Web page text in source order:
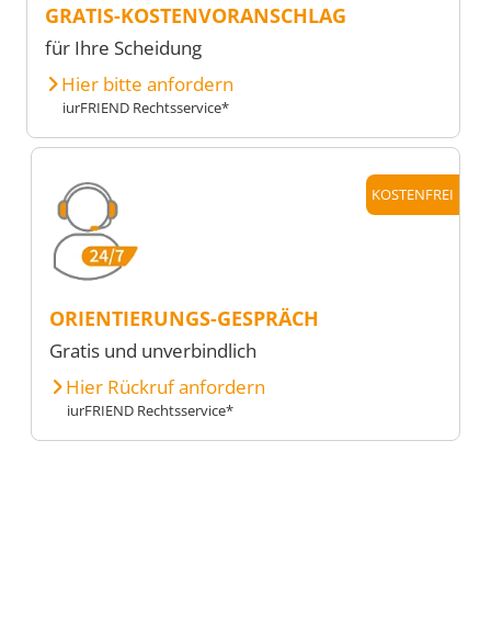
GRATIS-KOSTENVORANSCHLAG
für Ihre Scheidung
Hier bitte anfordern
iurFRIEND Rechtsservice*
KOSTENFREI
ORIENTIERUNGS-GESPRÄCH
Gratis und unverbindlich
Hier Rückruf anfordern
iurFRIEND Rechtsservice*